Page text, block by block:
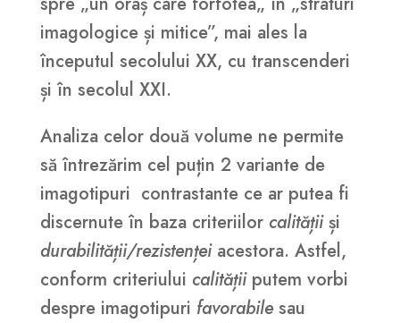
imagologice și mitice”, mai ales la
începutul secolului XX, cu transcenderi
și în secolul XXI.
Analiza celor două volume ne permite
să întrezărim cel puțin 2 variante de
imagotipuri contrastante ce ar putea fi
discernute în baza criteriilor calitățiiși
durabilității/rezistenței acestora. Astfel,
conform criteriului calitățiiputem vorbi
despre imagotipuri favorabilesau